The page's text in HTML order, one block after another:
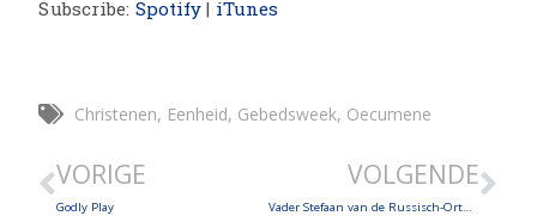
Subscribe: Spotify | iTunes
Christenen, Eenheid, Gebedsweek, Oecumene
VORIGE
Godly Play
VOLGENDE
Vader Stefaan van de Russisch-Orthodoxe Kerk